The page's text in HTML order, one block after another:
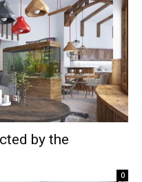
by the
0